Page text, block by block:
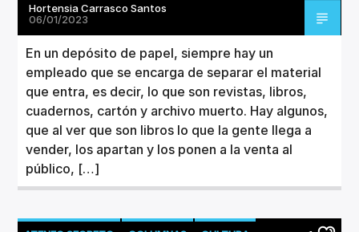
Hortensia Carrasco Santos
06/01/2023
En un depósito de papel, siempre hay un
empleado que se encarga de separar el material
que entra, es decir, lo que son revistas, libros,
cuadernos, cartón y archivo muerto. Hay algunos,
que al ver que son libros lo que la gente llega a
vender, los apartan y los ponen a la venta al
público, […]